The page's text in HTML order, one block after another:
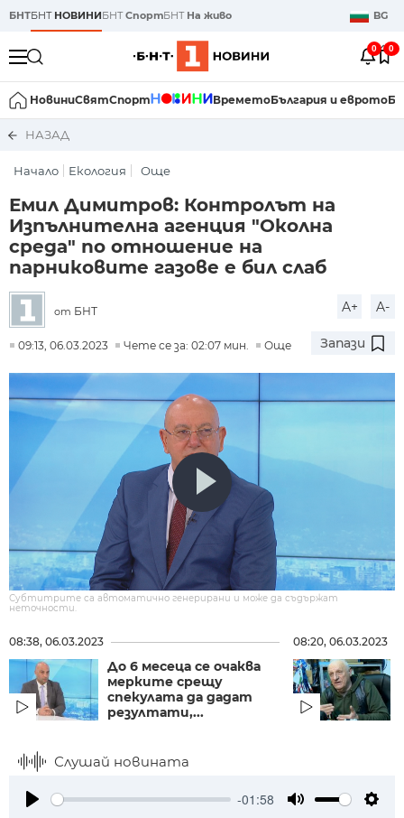
БНТБНТ НОВИНИБНТСпортБНТ На живо BG
0 0
НовиниСвятСпорт ВреметоБългария и еврото
НАЗАД
Начало Екология Още
Емил Димитров: Контролът на
Изпълнителна агенция "Околна
среда" по отношение на
парниковите газове е бил слаб
от БНТ A+ A-
09:13, 06.03.2023 Чете се за: 02:07 мин. Още Запази
Субтитрите са автоматично генерирани и може да съдържат
неточности.
08:38, 06.03.2023
До 6 месеца се очаква
мерките срещу
спекулата да дадат
резултати,...
08:20, 06.03.2023
Слушай новината
-01:58